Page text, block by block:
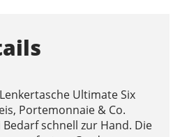
Ultimate Six
Portemonnaie & Co.
schnell zur Hand. Die